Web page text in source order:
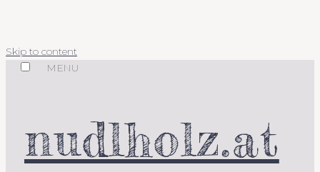
Skip to content
MENU
nudlholz.at